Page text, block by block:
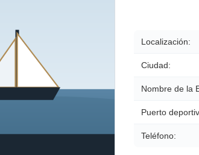
Localización:
Ciudad:
Nombre de la
Puerto
Teléfono: